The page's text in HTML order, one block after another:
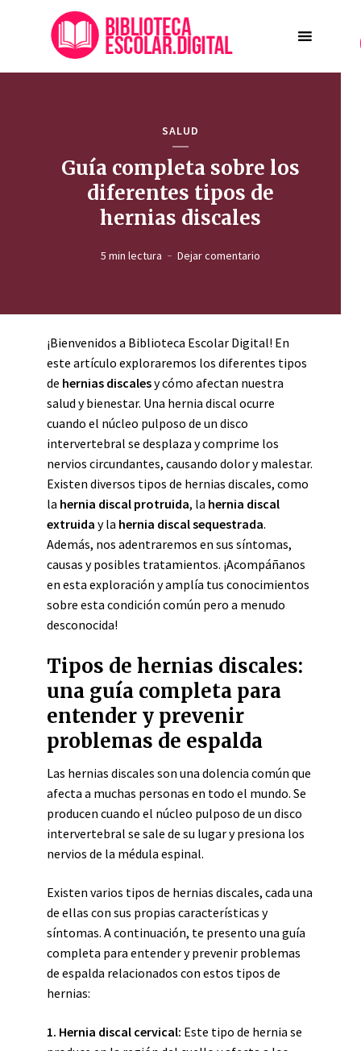
SALUD
Guía completa sobre los
diferentes tipos de
hernias discales
5 min lectura Dejar comentario
¡Bienvenidos a Biblioteca Escolar Digital! En
este artículo exploraremos los diferentes tipos
de hernias discalesy cómo afectan nuestra
salud y bienestar. Una hernia discal ocurre
cuando el núcleo pulposo de un disco
intervertebral se desplaza y comprime los
nervios circundantes, causando dolor y malestar.
Existen diversos tipos de hernias discales, como
la hernia discal protruida, la hernia discal
extruida y la hernia discal sequestrada.
Además, nos adentraremos en sus síntomas,
causas y posibles tratamientos. ¡Acompáñanos
en esta exploración y amplía tus conocimientos
sobre esta condición común pero a menudo
desconocida!
Tipos de hernias discales:
una guía completa para
entender y prevenir
problemas de espalda
Las hernias discales son una dolencia común que
afecta a muchas personas en todo el mundo. Se
producen cuando el núcleo pulposo de un disco
intervertebral se sale de su lugar y presiona los
nervios de la médula espinal.
Existen varios tipos de hernias discales, cada una
de ellas con sus propias características y
síntomas. A continuación, te presento una guía
completa para entender y prevenir problemas
de espalda relacionados con estos tipos de
hernias:
1. Hernia discal cervical: Este tipo de hernia se